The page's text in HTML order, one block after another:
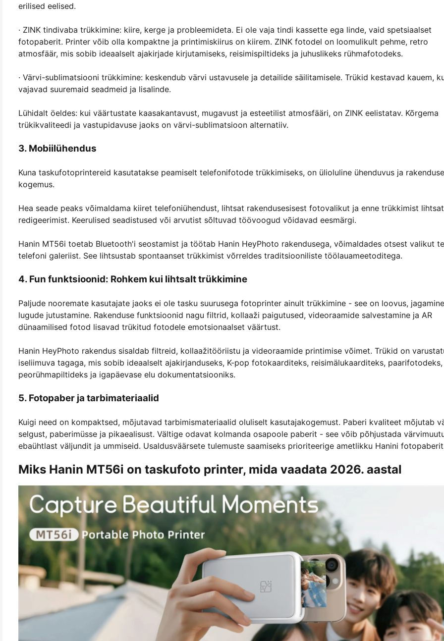
erilised eelised.
· ZINK tindivaba trükkimine: kiire, kerge ja probleemideta. Ei ole vaja tindi kassette ega linde, vaid spetsiaalset
fotopaberit. Printer võib olla kompaktne ja printimiskiirus on kiirem. ZINK fotodel on loomulikult pehme, retro
atmosfäär, mis sobib ideaalselt ajakirjade kirjutamiseks, reisimispiltideks ja juhuslikeks rühmafotodeks.
· Värvi-sublimatsiooni trükkimine: keskendub värvi ustavusele ja detailide säilitamisele. Trükid kestavad kauem,
vajavad suuremaid seadmeid ja lisalinde.
Lühidalt öeldes: kui väärtustate kaasakantavust, mugavust ja esteetilist atmosfääri, on ZINK eelistatav. Kõrgema
trükikvaliteedi ja vastupidavuse jaoks on värvi-sublimatsioon alternatiiv.
3. Mobiilühendus
Kuna taskufotoprintereid kasutatakse peamiselt telefonifotode trükkimiseks, on ülioluline ühenduvus ja rakenduse
kogemus.
Hea seade peaks võimaldama kiiret telefoniühendust, lihtsat rakendusesisest fotovalikut ja enne trükkimist lihtsat
redigeerimist. Keerulised seadistused või arvutist sõltuvad töövoogud võidavad eesmärgi.
Hanin MT56i toetab Bluetooth'i seostamist ja töötab Hanin HeyPhoto rakendusega, võimaldades otsest valikut
telefoni galeriist. See lihtsustab spontaanset trükkimist võrreldes traditsiooniliste töölauameetoditega.
4. Fun funktsioonid: Rohkem kui lihtsalt trükkimine
Paljude nooremate kasutajate jaoks ei ole tasku suurusega fotoprinter ainult trükkimine - see on loovus,
lugude jutustamine. Rakenduse funktsioonid nagu filtrid, kollaaži paigutused, videoraamide salvestamine ja AR
dünaamilised fotod lisavad trükitud fotodele emotsionaalset väärtust.
Hanin HeyPhoto rakendus sisaldab filtreid, kollaažitööriistu ja videoraamide printimise võimet. Trükid on
iseliimuva tagaga, mis sobib ideaalselt ajakirjanduseks, K-pop fotokaarditeks, reisimälukaarditeks, paarifotodeks,
peorühmapiltideks ja igapäevase elu dokumentatsiooniks.
5. Fotopaber ja tarbimateriaalid
Kuigi need on kompaktsed, mõjutavad tarbimismateriaalid oluliselt kasutajakogemust. Paberi kvaliteet mõjutab
selgust, paberimüsse ja pikaealisust. Vältige odavat kolmanda osapoole paberit - see võib põhjustada
ebaühtlast väljundit ja ummiseid. Usaldusväärsete tulemuste saamiseks prioriteerige ametlikku Hanini
Miks Hanin MT56i on taskufoto printer, mida vaadata 2026. aastal